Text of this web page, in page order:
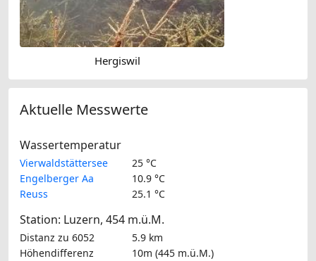
Hergiswil
Aktuelle Messwerte
Wassertemperatur
Vierwaldstättersee
25 °C
Engelberger Aa
10.9 °C
Reuss
25.1 °C
Station: Luzern, 454 m.ü.M.
Distanz zu 6052
5.9 km
Höhendifferenz
10m (445 m.ü.M.)